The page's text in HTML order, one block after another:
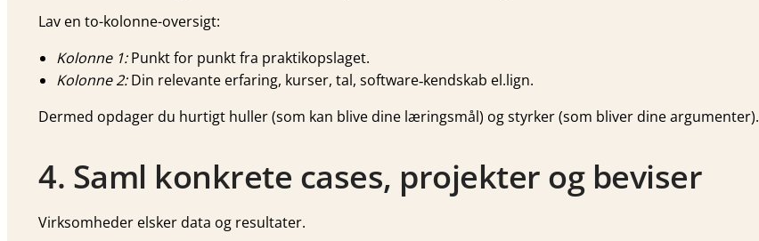
Lav en to-kolonne-oversigt:
Kolonne 1:Punkt for punkt fra praktikopslaget.
Kolonne 2:Din relevante erfaring, kurser, tal, software‐kendskab el.lign.
Dermed opdager du hurtigt huller (som kan blive dine læringsmål) og styrker (som bliver dine argumenter).
4. Saml konkrete cases, projekter og beviser
Virksomheder elsker data og resultater.